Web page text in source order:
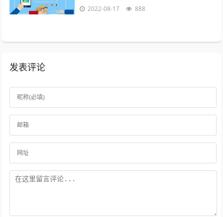
员，每年要交纳一定的会员费，才能享受网
2022-08-17 888
发表评论